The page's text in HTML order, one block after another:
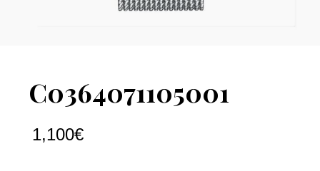
C0364071105001
1,100€